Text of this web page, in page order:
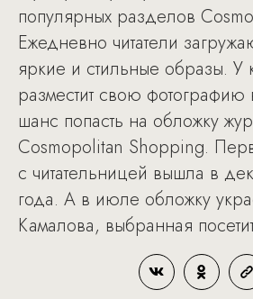
популярных разделов
Ежедневно читатели
яркие и стильные образы. У
разместит свою фотографию
шанс попасть на обложку
Cosmopolitan Shopping.
с читательницей вышла в
года. А в июле обложку
Камалова, выбранная